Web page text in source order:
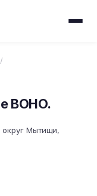
/
BOHO.
округ Мытищи,